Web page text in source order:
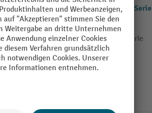
für Wintersteiger PRIMUS- u. ECON-Serie
Set für Wintersteiger (4 Stück)
Schränke der PRIMUS- und ECON-Serie
aus